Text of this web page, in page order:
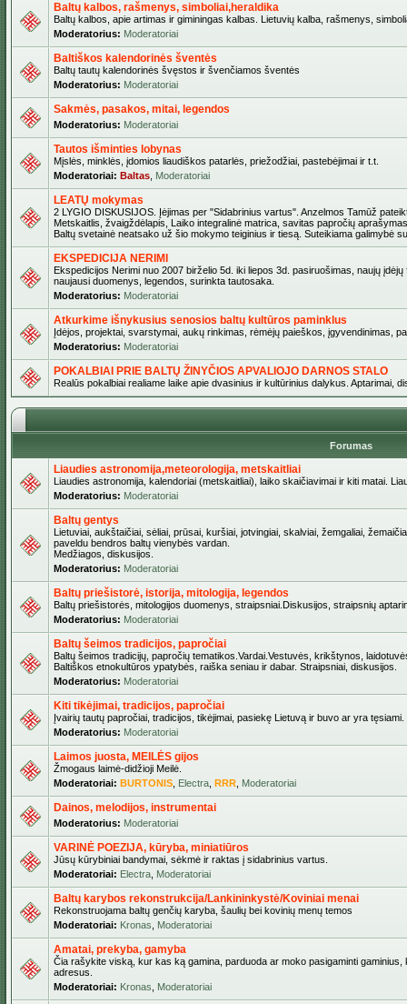
Baltų kalbos, rašmenys, simboliai,heraldika
Baltų kalbos, apie artimas ir giminingas kalbas. Lietuvių kalba, rašmenys,
Moderatorius: Moderatoriai
Baltiškos kalendorinės šventės
Baltų tautų kalendorinės švęstos ir švenčiamos šventės
Moderatorius: Moderatoriai
Sakmės, pasakos, mitai, legendos
Moderatorius: Moderatoriai
Tautos išminties lobynas
Mįslės, minklės, įdomios liaudiškos patarlės, priežodžiai, pastebėjimai ir t.t.
Moderatoriai: Baltas Moderatoriai
LEATŲ mokymas
2 LYGIO DISKUSIJOS. Įėjimas per "Sidabrinius vartus". Anzelmos Tamūž
Metskaitlis, žvaigždėlapis, Laiko integralinė matrica, savitas papročių
Baltų svetainė neatsako už šio mokymo teiginius ir tiesą. Suteikiama galimybė
EKSPEDICIJA NERIMI
Ekspedicijos Nerimi nuo 2007 birželio 5d. iki liepos 3d. pasiruošimas, naujų
naujausi duomenys, legendos, surinkta tautosaka.
Moderatorius: Moderatoriai
Atkurkime išnykusius senosios baltų kultūros paminklus
Įdėjos, projektai, svarstymai, aukų rinkimas, rėmėjų paieškos, įgyvendinimas,
Moderatorius: Moderatoriai
POKALBIAI PRIE BALTŲ ŽINYČIOS APVALIOJO DARNOS STALO
Realūs pokalbiai realiame laike apie dvasinius ir kultūrinius dalykus. Aptarimai,
Forumas
Liaudies astronomija,meteorologija, metskaitliai
Liaudies astronomija, kalendoriai (metskaitliai), laiko skaičiavimai ir kiti matai.
Moderatorius: Moderatoriai
Baltų gentys
Lietuviai, aukštaičiai, sėliai, prūsai, kuršiai, jotvingiai, skalviai, žemgaliai,
paveldu bendros baltų vienybės vardan.
Medžiagos, diskusijos.
Moderatorius: Moderatoriai
Baltų priešistorė, istorija, mitologija, legendos
Baltų priešistorės, mitologijos duomenys, straipsniai.Diskusijos, straipsnių
Moderatorius: Moderatoriai
Baltų šeimos tradicijos, papročiai
Baltų šeimos tradicijų, papročių tematikos.Vardai.Vestuvės, krikštynos,
Baltiškos etnokultūros ypatybės, raiška seniau ir dabar. Straipsniai, diskusijos.
Moderatorius: Moderatoriai
Kiti tikėjimai, tradicijos, papročiai
Įvairių tautų papročiai, tradicijos, tikėjimai, pasiekę Lietuvą ir buvo ar yra tęsiami.
Moderatorius: Moderatoriai
Laimos juosta, MEILĖS gijos
Žmogaus laimė-didžioji Meilė.
Moderatoriai: BURTONIS Electra RRR Moderatoriai
Dainos, melodijos, instrumentai
Moderatorius: Moderatoriai
VARINĖ POEZIJA, kūryba, miniatiūros
Jūsų kūrybiniai bandymai, sėkmė ir raktas į sidabrinius vartus.
Moderatoriai: Electra Moderatoriai
Baltų karybos rekonstrukcija/Lankininkystė/Koviniai menai
Rekonstruojama baltų genčių karyba, šaulių bei kovinių menų temos
Moderatoriai: Kronas Moderatoriai
Amatai, prekyba, gamyba
Čia rašykite viską, kur kas ką gamina, parduoda ar moko pasigaminti
adresus.
Moderatoriai: Kronas Moderatoriai